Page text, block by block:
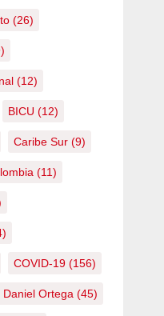
(26)
(12)
BICU (12)
Caribe Sur(9)
(11)
COVID-19(156)
Daniel Ortega (45)